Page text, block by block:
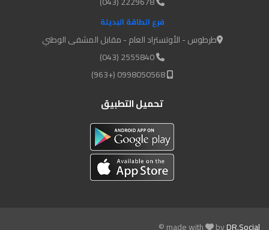
فرع الطاقة البديلة
طرطوس - الأوتستراد العام - مقابل المشفى الوطني
2555840 (043)
تحميل التطبيق